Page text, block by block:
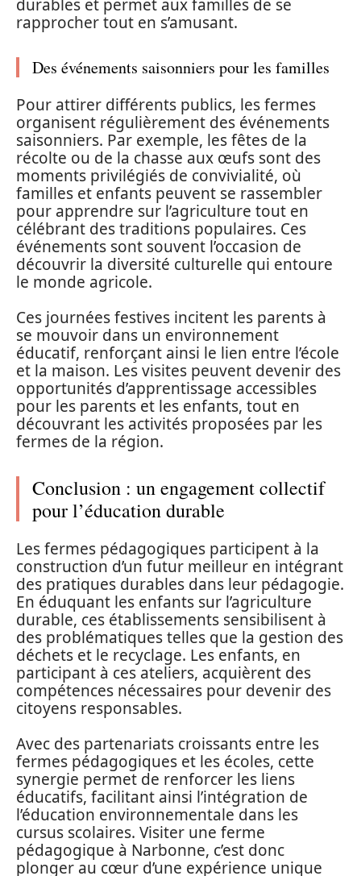
durables et permet aux familles de se
rapprocher tout en s’amusant.
Des événements saisonniers pour les familles
Pour attirer différents publics, les fermes
organisent régulièrement des événements
saisonniers. Par exemple, les fêtes de la
récolte ou de la chasse aux œufs sont des
moments privilégiés de convivialité, où
familles et enfants peuvent se rassembler
pour apprendre sur l’agriculture tout en
célébrant des traditions populaires. Ces
événements sont souvent l’occasion de
découvrir la diversité culturelle qui entoure
le monde agricole.
Ces journées festives incitent les parents à
se mouvoir dans un environnement
éducatif, renforçant ainsi le lien entre l’école
et la maison. Les visites peuvent devenir des
opportunités d’apprentissage accessibles
pour les parents et les enfants, tout en
découvrant les activités proposées par les
fermes de la région.
Conclusion : un engagement collectif
pour l’éducation durable
Les fermes pédagogiques participent à la
construction d’un futur meilleur en intégrant
des pratiques durables dans leur pédagogie.
En éduquant les enfants sur l’agriculture
durable, ces établissements sensibilisent à
des problématiques telles que la gestion des
déchets et le recyclage. Les enfants, en
participant à ces ateliers, acquièrent des
compétences nécessaires pour devenir des
citoyens responsables.
Avec des partenariats croissants entre les
fermes pédagogiques et les écoles, cette
synergie permet de renforcer les liens
éducatifs, facilitant ainsi l’intégration de
l’éducation environnementale dans les
cursus scolaires. Visiter une ferme
pédagogique à Narbonne, c’est donc
plonger au cœur d’une expérience unique